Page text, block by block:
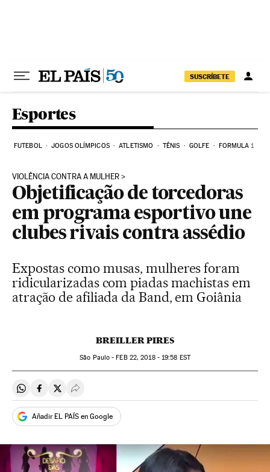
SUSCRÍBETE
Esportes
FUTEBOL JOGOS OLÍMPICOS ATLETISMO TÊNIS GOLFE FORMULA 1
VIOLÊNCIA CONTRA A MULHER
Objetificação de torcedoras
em programa esportivo une
clubes rivais contra assédio
Expostas como musas, mulheres foram
ridicularizadas com piadas machistas em
atração de afiliada da Band, em Goiânia
BREILLER PIRES
São Paulo -FEB22, 2018 - 19:58 EST
Compartir en Whatsapp
Compartir en Facebook
Compartir en Twitter
Desplegar Redes Sociales
Añadir EL PAÍS en Google